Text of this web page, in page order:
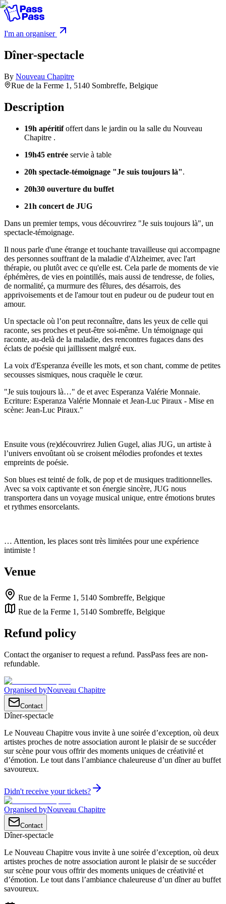
I'm an organiser
Dîner-spectacle
By Nouveau Chapitre
Rue de la Ferme 1, 5140 Sombreffe, Belgique
Description
19h apéritifoffert dans le jardin ou la salle du Nouveau
Chapitre .
19h45 entrée servie à table
20h spectacle-témoignage "Je suis toujours là".
20h30 ouverture du buffet
21h concert de JUG
Dans un premier temps, vous découvrirez "Je suis toujours là", un
spectacle-témoignage.
Il nous parle d'une étrange et touchante travailleuse qui accompagne
des personnes souffrant de la maladie d'Alzheimer, avec l'art
thérapie, ou plutôt avec ce qu'elle est. Cela parle de moments de vie
éphémères, de vies en pointillés, mais aussi de tendresse, de folies,
de normalité, ça murmure des fêlures, des désarrois, des
apprivoisements et de l'amour tout en pudeur ou de pudeur tout en
amour.
Un spectacle où l’on peut reconnaître, dans les yeux de celle qui
raconte, ses proches et peut-être soi-même. Un témoignage qui
raconte, au-delà de la maladie, des rencontres fugaces dans des
éclats de poésie qui jaillissent malgré eux.
La voix d'Esperanza éveille les mots, et son chant, comme de petites
secousses sismiques, nous craquèle le cœur.
"Je suis toujours là…" de et avec Esperanza Valérie Monnaie.
Ecriture: Esperanza Valérie Monnaie et Jean-Luc Piraux - Mise en
scène: Jean-Luc Piraux."
Ensuite vous (re)découvrirez Julien Gugel, alias JUG, un artiste à
l’univers envoûtant où se croisent mélodies profondes et textes
empreints de poésie.
Son blues est teinté de folk, de pop et de musiques traditionnelles.
Avec sa voix captivante et son énergie sincère, JUG nous
transportera dans un voyage musical unique, entre émotions brutes
et rythmes ensorcelants.
… Attention, les places sont très limitées pour une expérience
intimiste !
Venue
Rue de la Ferme 1, 5140 Sombreffe, Belgique
Rue de la Ferme 1, 5140 Sombreffe, Belgique
Refund policy
Contact the organiser to request a refund. PassPass fees are non-
refundable.
Organised byNouveau Chapitre
Contact
Dîner-spectacle
Le Nouveau Chapitre vous invite à une soirée d’exception, où deux
artistes proches de notre association auront le plaisir de se succéder
sur scène pour vous offrir des moments uniques de créativité et
d’émotion. Le tout dans l’ambiance chaleureuse d’un dîner au buffet
savoureux.
Didn't receive your tickets?
Organised byNouveau Chapitre
Contact
Dîner-spectacle
Le Nouveau Chapitre vous invite à une soirée d’exception, où deux
artistes proches de notre association auront le plaisir de se succéder
sur scène pour vous offrir des moments uniques de créativité et
d’émotion. Le tout dans l’ambiance chaleureuse d’un dîner au buffet
savoureux.